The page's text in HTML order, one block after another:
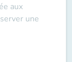
aux
une